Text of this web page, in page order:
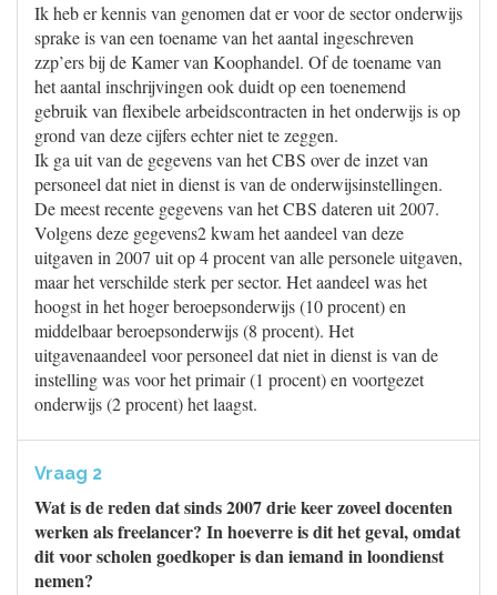
Ik heb er kennis van genomen dat er voor de sector onderwijs
sprake is van een toename van het aantal ingeschreven
zzp’ers bij de Kamer van Koophandel. Of de toename van
het aantal inschrijvingen ook duidt op een toenemend
gebruik van flexibele arbeidscontracten in het onderwijs is op
grond van deze cijfers echter niet te zeggen.
Ik ga uit van de gegevens van het CBS over de inzet van
personeel dat niet in dienst is van de onderwijsinstellingen.
De meest recente gegevens van het CBS dateren uit 2007.
Volgens deze gegevens2 kwam het aandeel van deze
uitgaven in 2007 uit op 4 procent van alle personele uitgaven,
maar het verschilde sterk per sector. Het aandeel was het
hoogst in het hoger beroepsonderwijs (10 procent) en
middelbaar beroepsonderwijs (8 procent). Het
uitgavenaandeel voor personeel dat niet in dienst is van de
instelling was voor het primair (1 procent) en voortgezet
onderwijs (2 procent) het laagst.
Vraag 2
Wat is de reden dat sinds 2007 drie keer zoveel docenten
werken als freelancer? In hoeverre is dit het geval, omdat
dit voor scholen goedkoper is dan iemand in loondienst
nemen?